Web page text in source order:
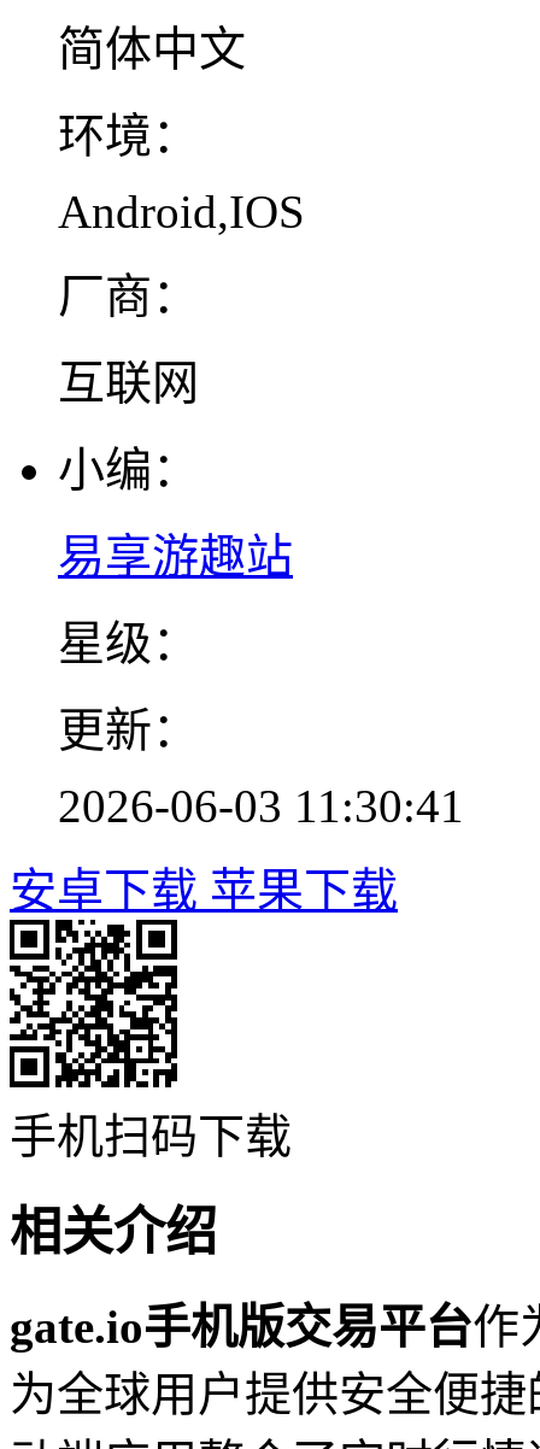
简体中文
环境：
Android,IOS
厂商：
互联网
小编：
易享游趣站
星级：
更新：
2026-06-03 11:30:41
安卓下载 苹果下载
手机扫码下载
相关介绍
gate.io手机版交易平台作
为全球用户提供安全便